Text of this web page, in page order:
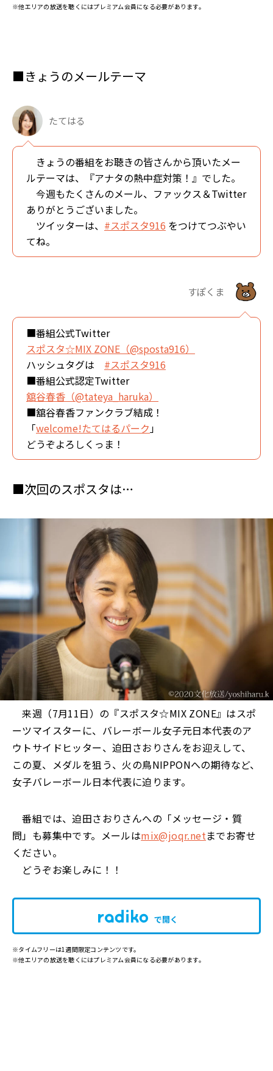
※他エリアの放送を聴くにはプレミアム会員になる必要があります。
■きょうのメールテーマ
たてはる
きょうの番組をお聴きの皆さんから頂いたメー
ルテーマは、『アナタの熱中症対策！』でした。
今週もたくさんのメール、ファックス＆Twitter
ありがとうございました。
ツイッターは、 #スポスタ916 をつけてつぶやい
てね。
すぽくま
■番組公式Twitter
スポスタ☆MIX ZONE（@sposta916）
ハッシュタグは #スポスタ916
■番組公式認定Twitter
舘谷春香（@tateya_haruka）
■舘谷春香ファンクラブ結成！
「welcome!たてはるパーク」
どうぞよろしくっま！
■次回のスポスタは…
来週（7月11日）の『スポスタ☆MIX ZONE』はスポ
ーツマイスターに、バレーボール女子元日本代表のア
ウトサイドヒッター、迫田さおりさんをお迎えして、
この夏、メダルを狙う、火の鳥NIPPONへの期待など、
女子バレーボール日本代表に迫ります。
番組では、迫田さおりさんへの「メッセージ・質
問」も募集中です。メールはmix@joqr.netまでお寄せ
ください。
どうぞお楽しみに！！
で開く
※タイムフリーは1週間限定コンテンツです。
※他エリアの放送を聴くにはプレミアム会員になる必要があります。